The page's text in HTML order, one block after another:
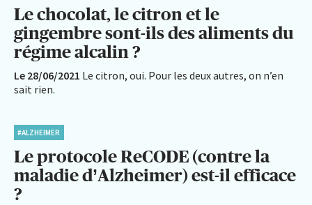
Le chocolat, le citron et le
gingembre sont-ils des aliments du
régime alcalin ?
Le 28/06/2021 Le citron, oui. Pour les deux autres, on n’en
sait rien.
#ALZHEIMER
Le protocole ReCODE (contre la
maladie d’Alzheimer) est-il efficace
?